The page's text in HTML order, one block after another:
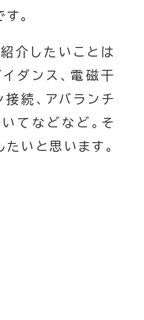
。
介したいことは
ダンス、電磁干
接続、アバランチ
てなどなど。そ
いと思います。